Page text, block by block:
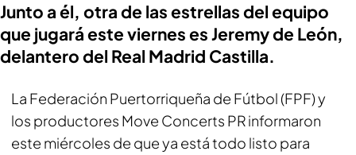
Junto a él, otra de las estrellas del equipo
que jugará este viernes es Jeremy de León,
delantero del Real Madrid Castilla.
La Federación Puertorriqueña de Fútbol (FPF) y
los productores Move Concerts PR informaron
este miércoles de que ya está todo listo para